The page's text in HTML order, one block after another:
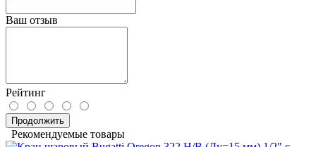
Ваш отзыв
Рейтинг
Продолжить
Рекомендуемые товары